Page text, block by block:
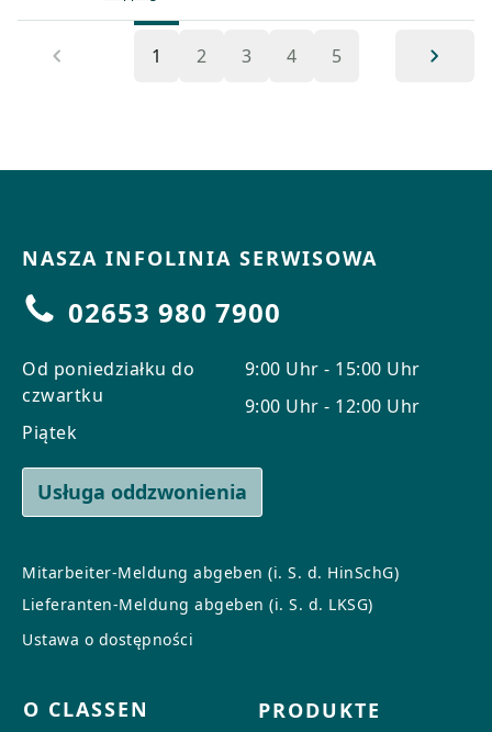
1 2 3 4 5
NASZA INFOLINIA SERWISOWA
02653 980 7900
Od poniedziałku do
czwartku
Piątek
9:00 Uhr - 15:00 Uhr
9:00 Uhr - 12:00 Uhr
Usługa oddzwonienia
Mitarbeiter-Meldung abgeben (i. S. d. HinSchG)
Lieferanten-Meldung abgeben (i. S. d. LKSG)
Ustawa o dostępności
O CLASSEN PRODUKTE